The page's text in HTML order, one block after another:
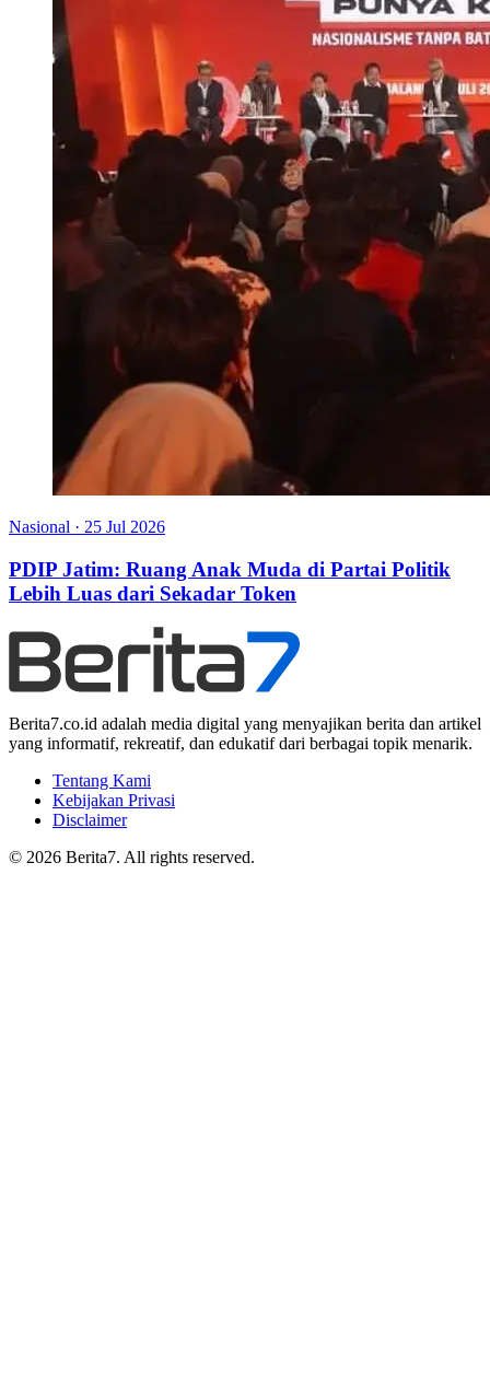
Nasional · 25 Jul 2026
PDIP Jatim: Ruang Anak Muda di Partai Politik
Lebih Luas dari Sekadar Token
Berita7.co.id adalah media digital yang menyajikan berita dan artikel
yang informatif, rekreatif, dan edukatif dari berbagai topik menarik.
Tentang Kami
Kebijakan Privasi
Disclaimer
© 2026 Berita7. All rights reserved.